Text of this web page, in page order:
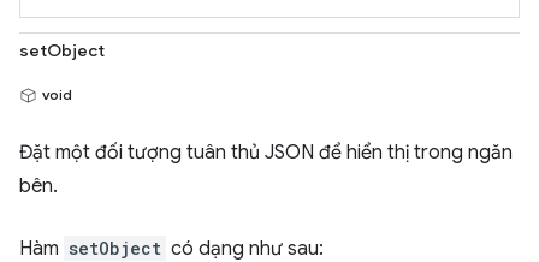
setObject
void
Đặt một đối tượng tuân thủ JSON để hiển thị trong ngăn
bên.
Hàm setObject có dạng như sau: